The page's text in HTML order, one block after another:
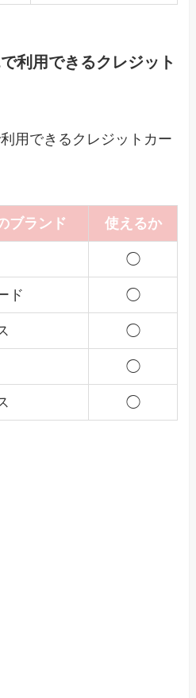
利用できるクレジット
用できるクレジットカー
ブランド 使えるか
◯
ド ◯
◯
◯
◯